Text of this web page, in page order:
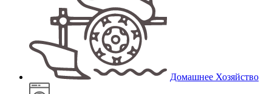
Домашнее Хозяйство